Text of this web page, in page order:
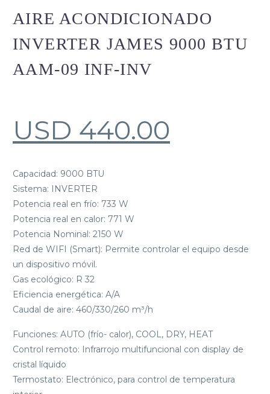
AIRE ACONDICIONADO
INVERTER JAMES 9000 BTU
AAM-09 INF-INV
USD 440.00
Capacidad: 9000 BTU
Sistema: INVERTER
Potencia real en frío: 733 W
Potencia real en calor: 771 W
Potencia Nominal: 2150 W
Red de WIFI (Smart): Permite controlar el equipo desde
un dispositivo móvil.
Gas ecológico: R 32
Eficiencia energética: A/A
Caudal de aire: 460/330/260 m³/h
Funciones: AUTO (frío- calor), COOL, DRY, HEAT
Control remoto: Infrarrojo multifuncional con display de
cristal líquido
Termostato: Electrónico, para control de temperatura